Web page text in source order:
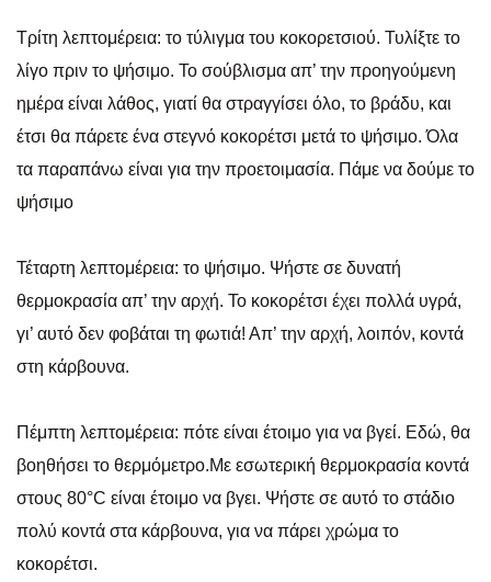
Τρίτη λεπτομέρεια: το τύλιγμα του κοκορετσιού. Τυλίξτε το
λίγο πριν το ψήσιμο. Το σούβλισμα απ’ την προηγούμενη
ημέρα είναι λάθος, γιατί θα στραγγίσει όλο, το βράδυ, και
έτσι θα πάρετε ένα στεγνό κοκορέτσι μετά το ψήσιμο. Όλα
τα παραπάνω είναι για την προετοιμασία. Πάμε να δούμε το
ψήσιμο
Τέταρτη λεπτομέρεια: το ψήσιμο. Ψήστε σε δυνατή
θερμοκρασία απ’ την αρχή. Το κοκορέτσι έχει πολλά υγρά,
γι’ αυτό δεν φοβάται τη φωτιά! Απ’ την αρχή, λοιπόν, κοντά
στη κάρβουνα.
Πέμπτη λεπτομέρεια: πότε είναι έτοιμο για να βγεί. Εδώ, θα
βοηθήσει το θερμόμετρο.Με εσωτερική θερμοκρασία κοντά
στους 80°C είναι έτοιμο να βγει. Ψήστε σε αυτό το στάδιο
πολύ κοντά στα κάρβουνα, για να πάρει χρώμα το
κοκορέτσι.